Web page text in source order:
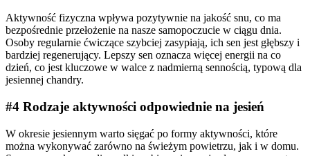
Aktywność fizyczna wpływa pozytywnie na jakość snu, co ma
bezpośrednie przełożenie na nasze samopoczucie w ciągu dnia.
Osoby regularnie ćwiczące szybciej zasypiają, ich sen jest głębszy i
bardziej regenerujący. Lepszy sen oznacza więcej energii na co
dzień, co jest kluczowe w walce z nadmierną sennością, typową dla
jesiennej chandry.
#4 Rodzaje aktywności odpowiednie na jesień
W okresie jesiennym warto sięgać po formy aktywności, które
można wykonywać zarówno na świeżym powietrzu, jak i w domu.